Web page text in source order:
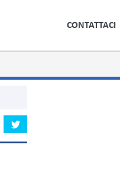
CONTATTACI